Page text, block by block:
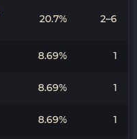
20.7% 2–6
8.69% 1
8.69% 1
8.69% 1